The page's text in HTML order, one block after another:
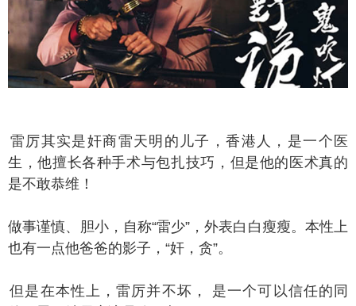
其实是奸商雷天明的儿子，香港人，是一个医
生，他擅长各种手术与包扎技巧，但是他的医术真的
是不敢恭维！
谨慎、胆小，自称“雷少”，外表白白瘦瘦。本性上
也有一点他爸爸的影子，“奸，贪”。
在本性上，雷厉并不坏， 是一个可以信任的同